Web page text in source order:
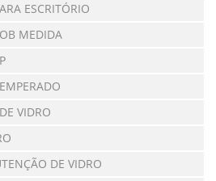
ESCRITÓRIO
MEDIDA
VIDRO
DE VIDRO